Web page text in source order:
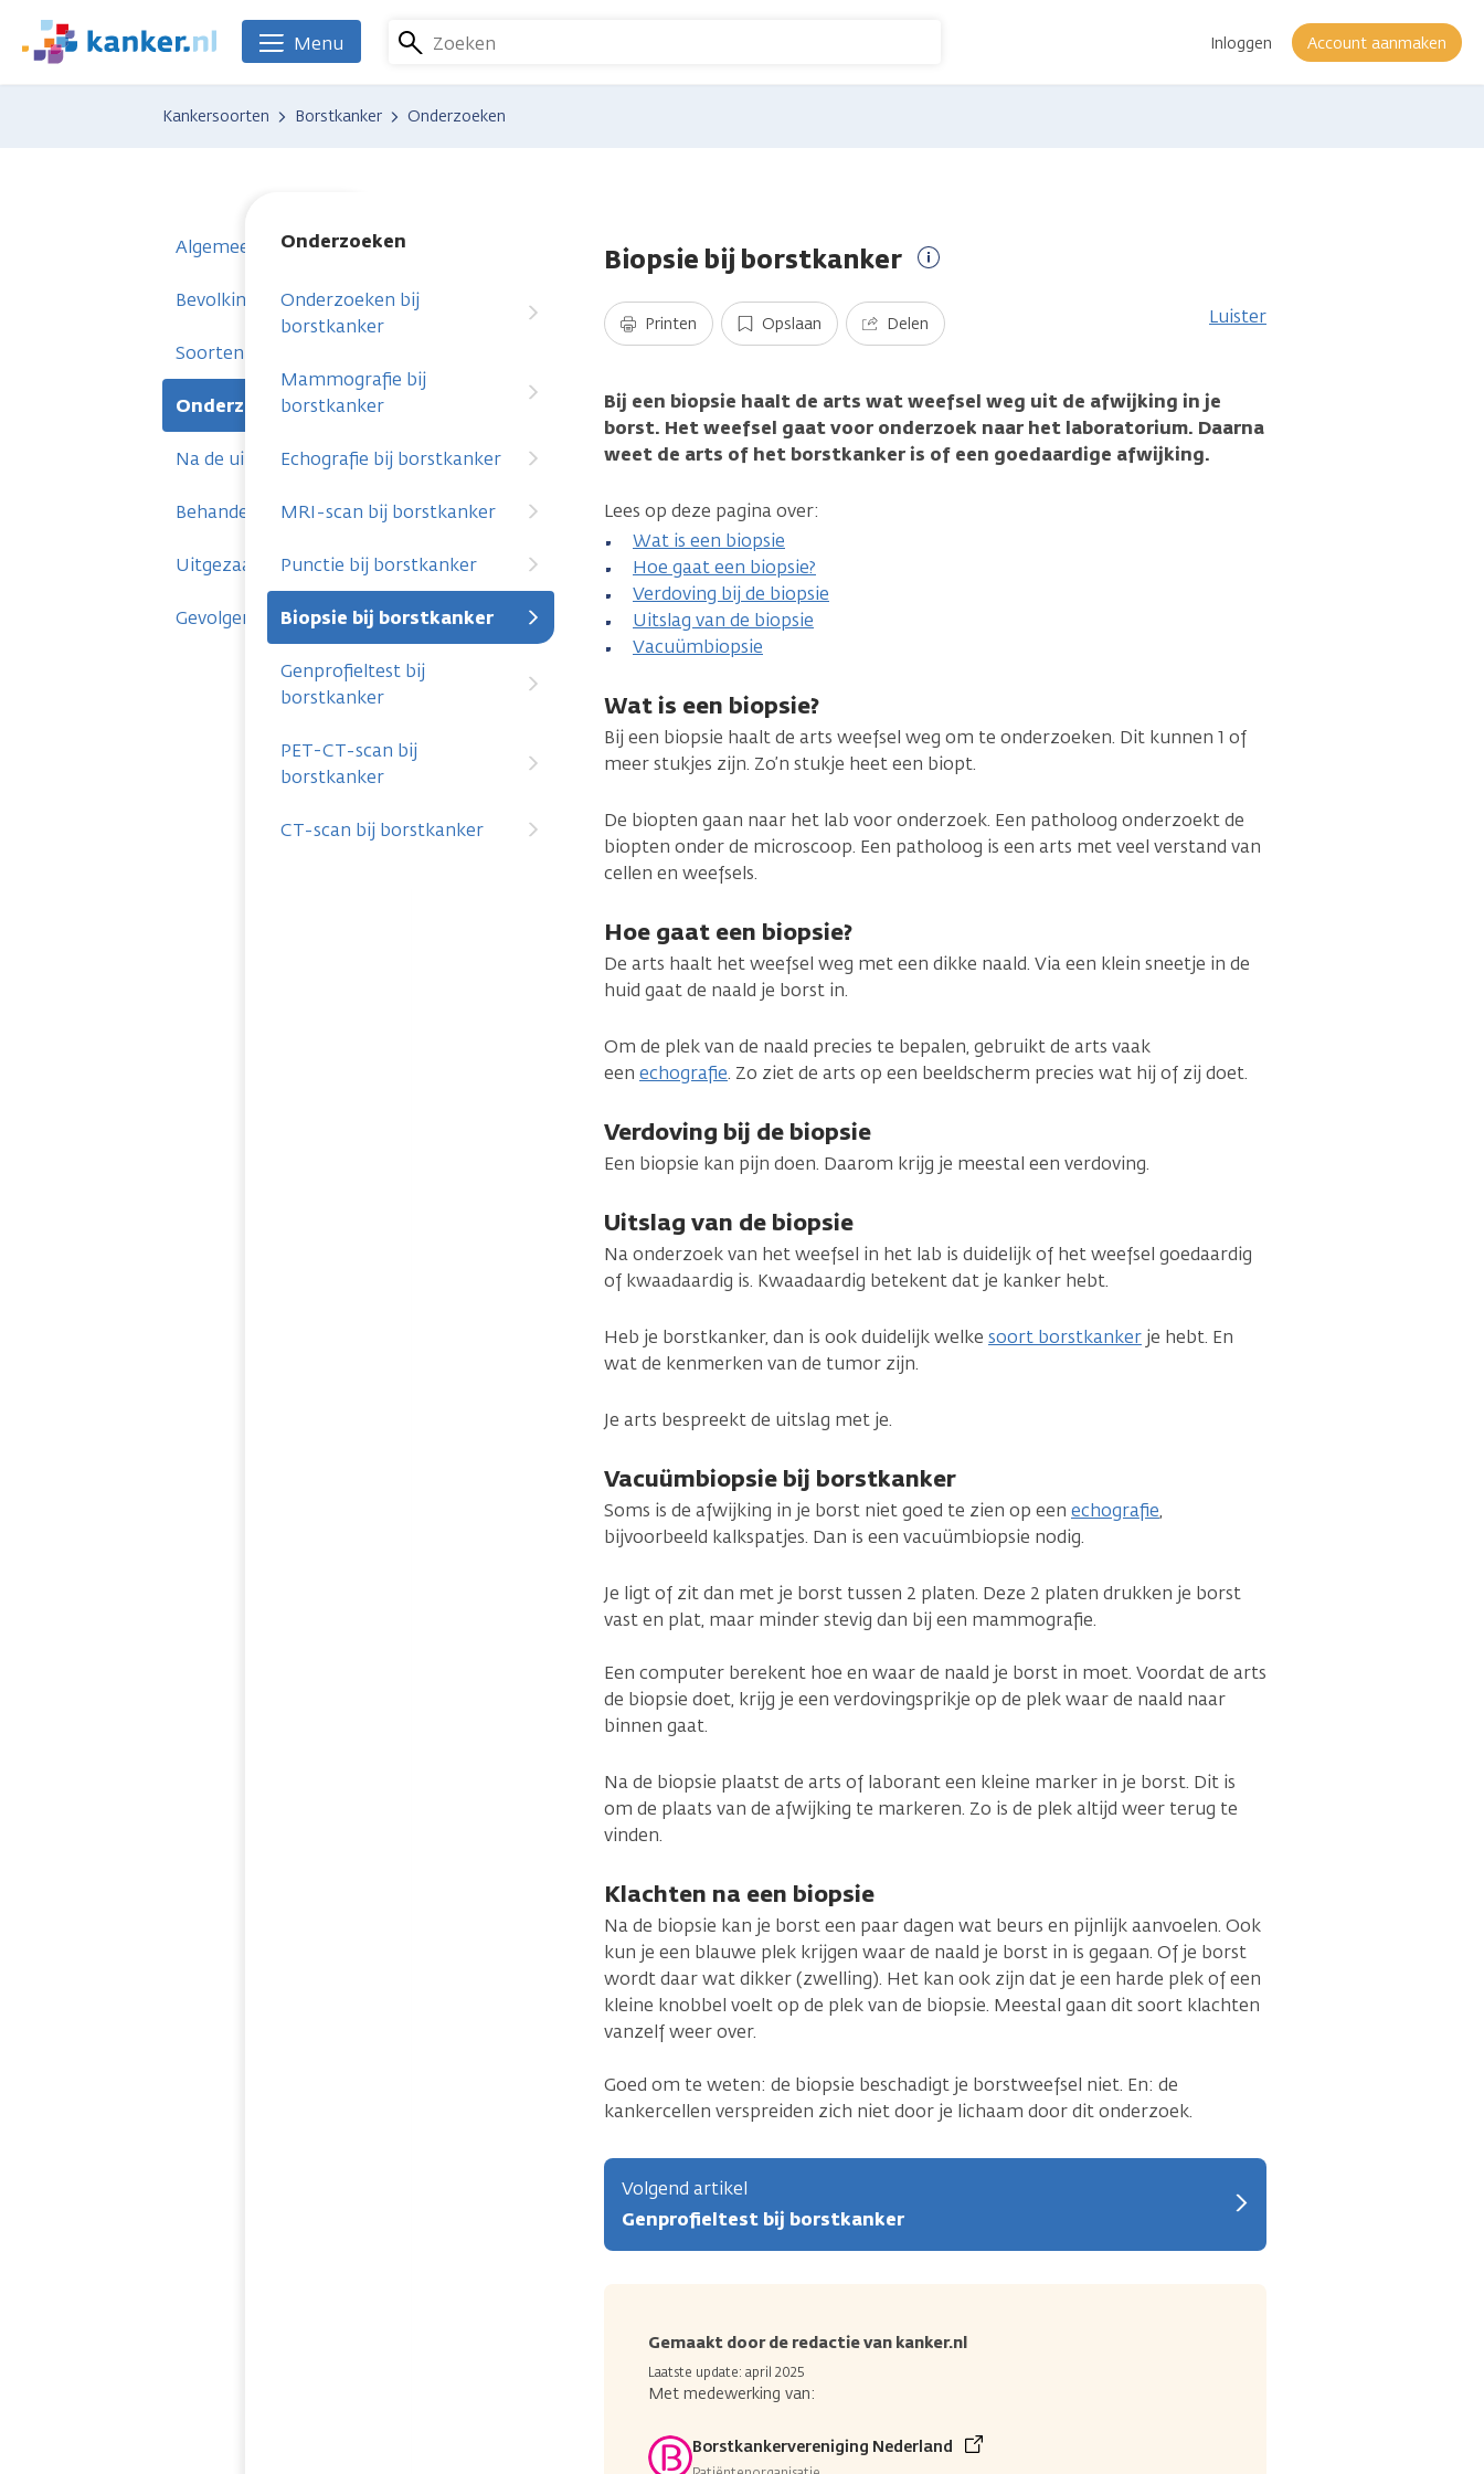
naar
We
zijn
Zoeken Inloggen Account aanmaken
Menu
Kankersoorten Borstkanker Onderzoeken
Algemeen
Bevolkingsonderzoek en voorstadium
Soorten borstkanker
Onderzoeken
Onderzoeken
Onderzoeken bij
borstkanker
Mammografie bij
borstkanker
Echografie bij borstkanker
MRI-scan bij borstkanker
Punctie bij borstkanker
Biopsie bij borstkanker
Genprofieltest bij
borstkanker
PET-CT-scan bij
borstkanker
CT-scan bij borstkanker
Na de uitslag
Behandelingen
Uitgezaaide borstkanker
Gevolgen
Biopsie bij borstkanker
informatie
Printen Opslaan Delen Luister
Bij een biopsie haalt de arts wat weefsel weg uit de afwijking in je
borst. Het weefsel gaat voor onderzoek naar het laboratorium. Daarna
weet de arts of het borstkanker is of een goedaardige afwijking.
Lees op deze pagina over:
Wat is een biopsie
Hoe gaat een biopsie?
Verdoving bij de biopsie
Uitslag van de biopsie
Vacuümbiopsie
Wat is een biopsie?
Bij een biopsie haalt de arts weefsel weg om te onderzoeken. Dit kunnen 1 of
meer stukjes zijn. Zo’n stukje heet een biopt.
De biopten gaan naar het lab voor onderzoek. Een patholoog onderzoekt de
biopten onder de microscoop. Een patholoog is een arts met veel verstand van
cellen en weefsels.
Hoe gaat een biopsie?
De arts haalt het weefsel weg met een dikke naald. Via een klein sneetje in de
huid gaat de naald je borst in.
Om de plek van de naald precies te bepalen, gebruikt de arts vaak
een echografie. Zo ziet de arts op een beeldscherm precies wat hij of zij doet.
Verdoving bij de biopsie
Een biopsie kan pijn doen. Daarom krijg je meestal een verdoving.
Uitslag van de biopsie
Na onderzoek van het weefsel in het lab is duidelijk of het weefsel goedaardig
of kwaadaardig is. Kwaadaardig betekent dat je kanker hebt.
Heb je borstkanker, dan is ook duidelijk welke soort borstkanker je hebt. En
wat de kenmerken van de tumor zijn.
Je arts bespreekt de uitslag met je.
Vacuümbiopsie bij borstkanker
Soms is de afwijking in je borst niet goed te zien op een echografie,
bijvoorbeeld kalkspatjes. Dan is een vacuümbiopsie nodig.
Je ligt of zit dan met je borst tussen 2 platen. Deze 2 platen drukken je borst
vast en plat, maar minder stevig dan bij een mammografie.
Een computer berekent hoe en waar de naald je borst in moet. Voordat de arts
de biopsie doet, krijg je een verdovingsprikje op de plek waar de naald naar
binnen gaat.
Na de biopsie plaatst de arts of laborant een kleine marker in je borst. Dit is
om de plaats van de afwijking te markeren. Zo is de plek altijd weer terug te
vinden.
Klachten na een biopsie
Na de biopsie kan je borst een paar dagen wat beurs en pijnlijk aanvoelen. Ook
kun je een blauwe plek krijgen waar de naald je borst in is gegaan. Of je borst
wordt daar wat dikker (zwelling). Het kan ook zijn dat je een harde plek of een
kleine knobbel voelt op de plek van de biopsie. Meestal gaan dit soort klachten
vanzelf weer over.
Goed om te weten: de biopsie beschadigt je borstweefsel niet. En: de
kankercellen verspreiden zich niet door je lichaam door dit onderzoek.
Volgend artikel
Genprofieltest bij borstkanker
Gemaakt door de redactie van kanker.nl
Laatste update: april 2025
Met medewerking van:
Borstkankervereniging Nederland